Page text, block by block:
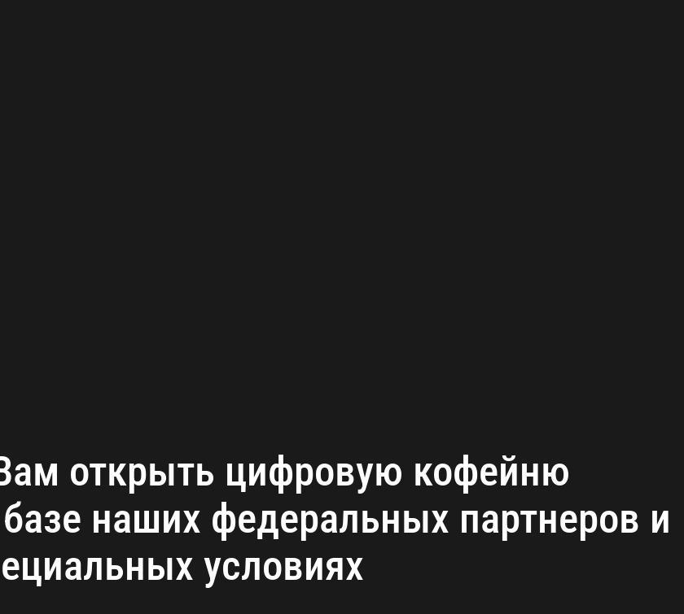
открыть цифровую кофейню
наших федеральных партнеров и
условиях